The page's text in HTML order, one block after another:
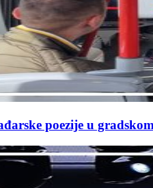
poezije u